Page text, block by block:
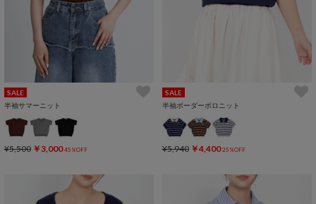
SALE
半袖サマーニット
¥5,500 ￥3,000 45%OFF
SALE
半袖ボーダーポロニット
¥5,940 ￥4,400 25%OFF